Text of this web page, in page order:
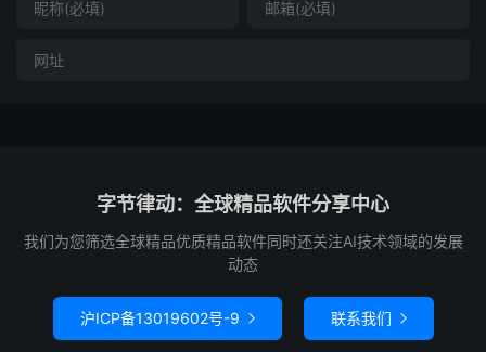
字节律动：全球精品软件分享中心
我们为您筛选全球精品优质精品软件同时还关注AI技术领域的发展
动态
沪ICP备13019602号-9  联系我们 